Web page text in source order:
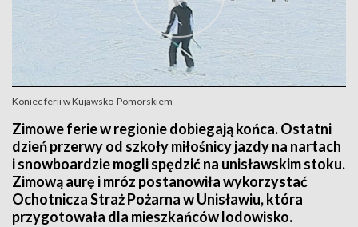
Koniec ferii w Kujawsko-Pomorskiem
Zimowe ferie w regionie dobiegają końca. Ostatni
dzień przerwy od szkoły miłośnicy jazdy na nartach
i snowboardzie mogli spędzić na unisławskim stoku.
Zimową aurę i mróz postanowiła wykorzystać
Ochotnicza Straż Pożarna w Unisławiu, która
przygotowała dla mieszkańców lodowisko.